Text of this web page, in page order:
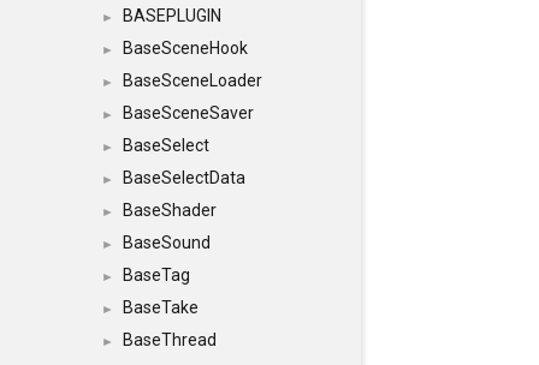
► BASEPLUGIN
► BaseSceneHook
► BaseSceneLoader
► BaseSceneSaver
► BaseSelect
► BaseSelectData
► BaseShader
► BaseSound
► BaseTag
► BaseTake
►
BaseThread